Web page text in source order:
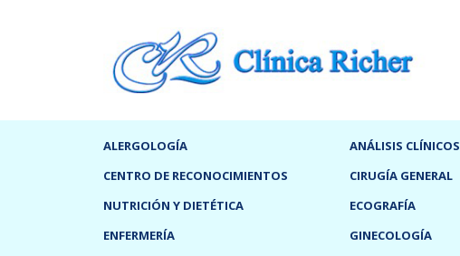
ALERGOLOGÍA ANÁLISIS CLÍNICOS
CENTRO DE RECONOCIMIENTOS
CIRUGÍA GENERAL
NUTRICIÓN Y DIETÉTICA
ECOGRAFÍA
ENFERMERÍA
GINECOLOGÍA